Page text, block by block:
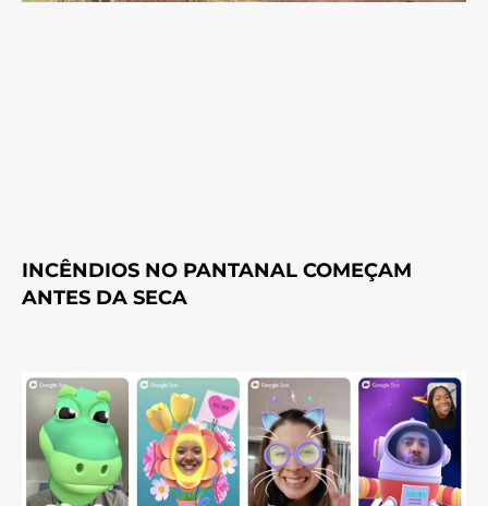
INCÊNDIOS NO PANTANAL COMEÇAM
ANTES DA SECA